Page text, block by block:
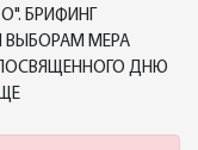
БРИФИНГ
ВЫБОРАМ МЕРА
ДНЮ